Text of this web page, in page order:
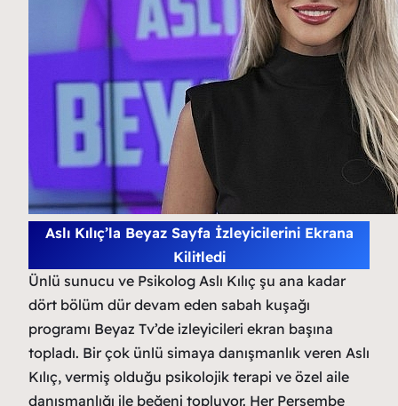
Aslı Kılıç’la Beyaz Sayfa İzleyicilerini Ekrana
Kilitledi
Ünlü sunucu ve Psikolog Aslı Kılıç şu ana kadar
dört bölüm dür devam eden sabah kuşağı
programı Beyaz Tv’de izleyicileri ekran başına
topladı. Bir çok ünlü simaya danışmanlık veren Aslı
Kılıç, vermiş olduğu psikolojik terapi ve özel aile
danışmanlığı ile beğeni topluyor. Her Perşembe